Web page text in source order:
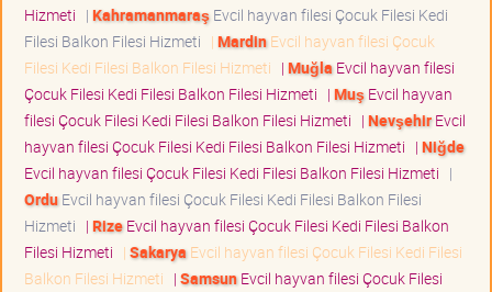
Hizmeti | Kahramanmaraş Evcil hayvan filesi Çocuk Filesi Kedi
Filesi Balkon Filesi Hizmeti | MardinEvcil hayvan filesi Çocuk
Filesi Kedi Filesi Balkon Filesi Hizmeti | Muğla Evcil hayvan filesi
Çocuk Filesi Kedi Filesi Balkon Filesi Hizmeti | Muş Evcil hayvan
filesi Çocuk Filesi Kedi Filesi Balkon Filesi Hizmeti | NevşehirEvcil
hayvan filesi Çocuk Filesi Kedi Filesi Balkon Filesi Hizmeti | Niğde
Evcil hayvan filesi Çocuk Filesi Kedi Filesi Balkon Filesi Hizmeti |
OrduEvcil hayvan filesi Çocuk Filesi Kedi Filesi Balkon Filesi
Hizmeti | RizeEvcil hayvan filesi Çocuk Filesi Kedi Filesi Balkon
Filesi Hizmeti | Sakarya Evcil hayvan filesi Çocuk Filesi Kedi Filesi
Balkon Filesi Hizmeti | SamsunEvcil hayvan filesi Çocuk Filesi